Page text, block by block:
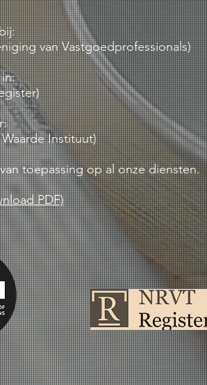
van Vastgoedprofessionals)
Instituut)
toepassing op al onze diensten.
PDF)